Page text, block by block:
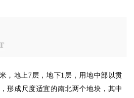
，地上7层，地下1层，用地中部以贯
形成尺度适宜的南北两个地块，其中